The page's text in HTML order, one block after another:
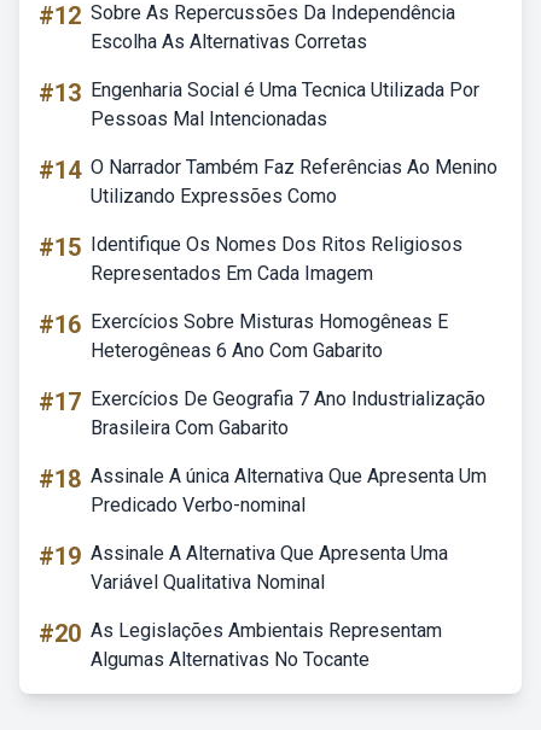
#12 Sobre As Repercussões Da Independência
Escolha As Alternativas Corretas
#13 Engenharia Social é Uma Tecnica Utilizada Por
Pessoas Mal Intencionadas
#14 O Narrador Também Faz Referências Ao Menino
Utilizando Expressões Como
#15 Identifique Os Nomes Dos Ritos Religiosos
Representados Em Cada Imagem
#16 Exercícios Sobre Misturas Homogêneas E
Heterogêneas 6 Ano Com Gabarito
#17 Exercícios De Geografia 7 Ano Industrialização
Brasileira Com Gabarito
#18 Assinale A única Alternativa Que Apresenta Um
Predicado Verbo-nominal
#19 Assinale A Alternativa Que Apresenta Uma
Variável Qualitativa Nominal
#20 As Legislações Ambientais Representam
Algumas Alternativas No Tocante